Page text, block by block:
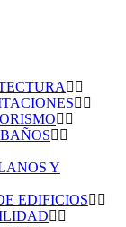
Y
EDIFICIOS